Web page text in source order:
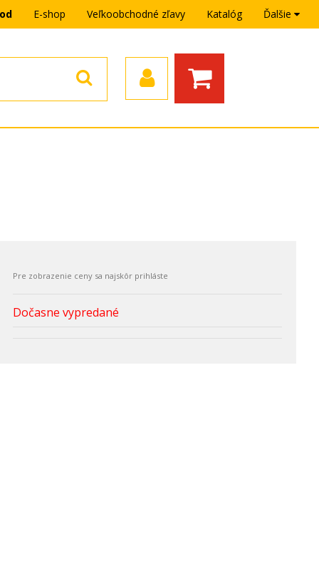
E-shop Veľkoobchodné zľavy Katalóg Ďalšie
Dočasne vypredané